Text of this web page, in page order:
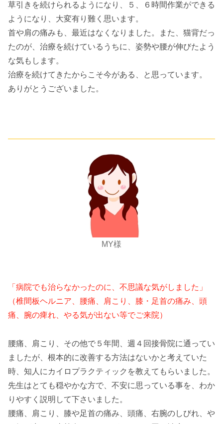
草引きを続けられるようになり、５、６時間作業ができる
ようになり、大変有り難く思います。
首や肩の痛みも、最近はなくなりました。また、猫背だっ
たのが、治療を続けているうちに、姿勢や腰が伸びたよう
な気もします。
治療を続けてきたからこそ今がある、と思っています。
ありがとうございました。
MY様
「病院でも治らなかったのに、不思議な気がしました」
（椎間板ヘルニア、腰痛、肩こり、膝・足首の痛み、頭
痛、腕の痺れ、やる気が出ない等でご来院）
腰痛、肩こり、その他で５年間、週４回接骨院に通ってい
ましたが、根本的に改善する方法はないかと考えていた
時、知人にカイロプラクティックを教えてもらいました。
先生はとても穏やかな方で、不安に思っている事を、わか
りやすく説明して下さいました。
腰痛、肩こり、膝や足首の痛み、頭痛、右腕のしびれ、や